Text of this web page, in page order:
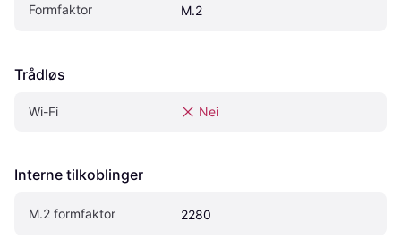
Formfaktor M.2
Trådløs
Wi-Fi Nei
Interne tilkoblinger
M.2 formfaktor 2280